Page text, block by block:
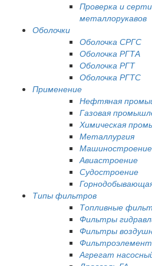
Проверка и
металлорукавов
Оболочки
Оболочка СРГС
Оболочка РГТА
Оболочка РГТ
Оболочка РГТС
Применение
Нефтяная
Газовая
Химическая
Металлургия
Машиностроение
Авиастроение
Судостроение
Типы фильтров
Топливные
Фильтры
Фильтры
Агрегат